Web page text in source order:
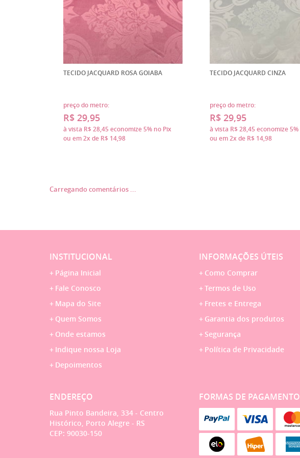
TECIDO JACQUARD ROSA GOIABA
preço do metro:
R$ 29,95
à vista R$ 28,45economize5% no Pix
ou em2x de R$ 14,98
TECIDO JACQUARD CINZA
preço do metro:
R$ 29,95
à vista R$ 28,45economize5%
ou em2x de R$ 14,98
Carregando comentários ...
INSTITUCIONAL
Página Inicial
Fale Conosco
Mapa do Site
Quem Somos
Onde estamos
Indique nossa Loja
Depoimentos
INFORMAÇÕES ÚTEIS
Como Comprar
Termos de Uso
Fretes e Entrega
Garantia dos produtos
Segurança
Política de Privacidade
ENDEREÇO
Rua Pinto Bandeira, 334 - Centro
Histórico, Porto Alegre - RS
CEP: 90030-150
FORMAS DE PAGAMENTO